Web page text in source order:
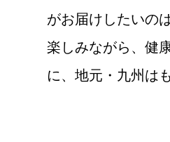
がお届けしたいの
楽しみながら、健
に、地元・九州は